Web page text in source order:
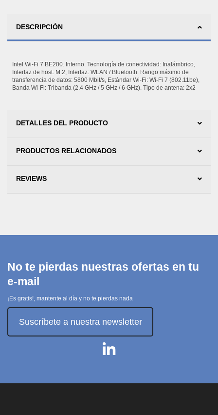
DESCRIPCIÓN
Intel Wi-Fi 7 BE200. Interno. Tecnología de conectividad: Inalámbrico,
Interfaz de host: M.2, Interfaz: WLAN / Bluetooth. Rango máximo de
transferencia de datos: 5800 Mbit/s, Estándar Wi-Fi: Wi-Fi 7 (802.11be),
Banda Wi-Fi: Tribanda (2.4 GHz / 5 GHz / 6 GHz). Tipo de antena: 2x2
DETALLES DEL PRODUCTO
PRODUCTOS RELACIONADOS
REVIEWS
No te pierdas nuestras ofertas en tu
e-mail
¡Es gratis!, mantente al día y no te pierdas nada
Suscríbete a nuestra newsletter